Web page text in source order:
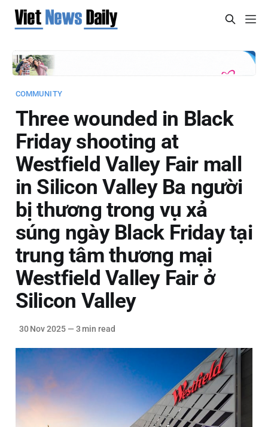
COMMUNITY
Three wounded in Black
Friday shooting at
Westfield Valley Fair mall
in Silicon Valley Ba người
bị thương trong vụ xả
súng ngày Black Friday tại
trung tâm thương mại
Westfield Valley Fair ở
Silicon Valley
30 Nov 2025 — 3 min read